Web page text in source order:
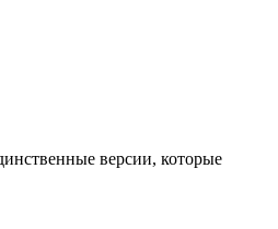
версии, которые